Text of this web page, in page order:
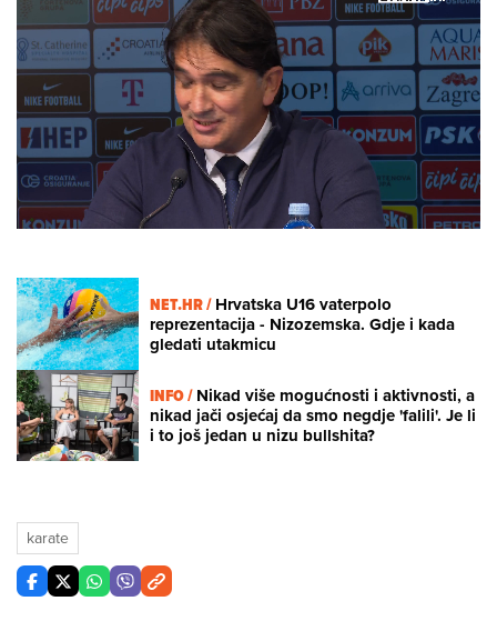
Unmute /
Loaded
100.00%
NET.HR /Hrvatska U16 vaterpolo
reprezentacija - Nizozemska. Gdje i kada
gledati utakmicu
INFO /Nikad više mogućnosti i aktivnosti, a
nikad jači osjećaj da smo negdje 'falili'. Je li
i to još jedan u nizu bullshita?
karate